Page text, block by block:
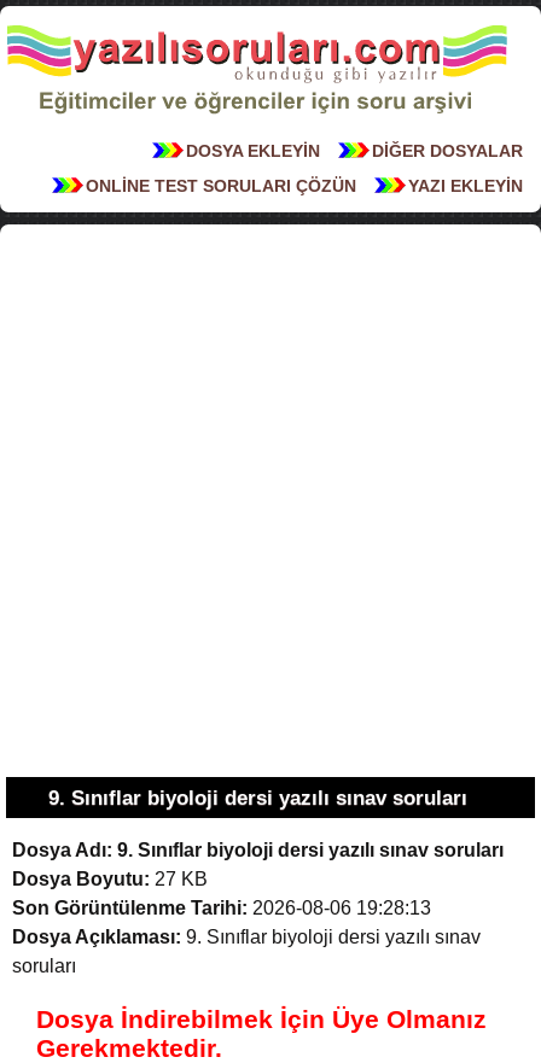
DİĞER DOSYALAR
DOSYA EKLEYİN
YAZI EKLEYİN
ONLİNE TEST SORULARI ÇÖZÜN
9. Sınıflar biyoloji dersi yazılı sınav soruları
Dosya Adı: 9. Sınıflar biyoloji dersi yazılı sınav soruları
Dosya Boyutu: 27 KB
Son Görüntülenme Tarihi: 2026-08-06 19:28:13
Dosya Açıklaması: 9. Sınıflar biyoloji dersi yazılı sınav
soruları
Dosya İndirebilmek İçin Üye Olmanız
Gerekmektedir.